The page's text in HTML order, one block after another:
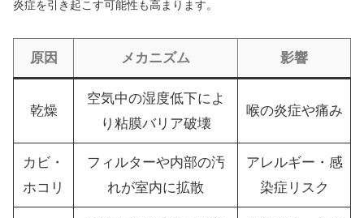
炎症を引き起こす可能性も高まります。
原因 メカニズム 影響
乾燥
空気中の湿度低下によ
り粘膜バリア破壊
喉の炎症や痛み
カビ・
ホコリ
フィルターや内部の汚
れが室内に拡散
アレルギー・感
染症リスク